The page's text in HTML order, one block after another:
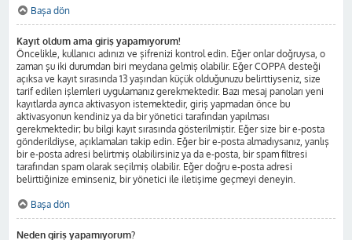
Başa dön
Kayıt oldum ama giriş yapamıyorum!
Öncelikle, kullanıcı adınızı ve şifrenizi kontrol edin. Eğer onlar doğruysa, o
zaman şu iki durumdan biri meydana gelmiş olabilir. Eğer COPPA desteği
açıksa ve kayıt sırasında 13 yaşından küçük olduğunuzu belirttiyseniz, size
tarif edilen işlemleri uygulamanız gerekmektedir. Bazı mesaj panoları yeni
kayıtlarda ayrıca aktivasyon istemektedir, giriş yapmadan önce bu
aktivasyonun kendiniz ya da bir yönetici tarafından yapılması
gerekmektedir; bu bilgi kayıt sırasında gösterilmiştir. Eğer size bir e-posta
gönderildiyse, açıklamaları takip edin. Eğer bir e-posta almadıysanız, yanlış
bir e-posta adresi belirtmiş olabilirsiniz ya da e-posta, bir spam filtresi
tarafından spam olarak seçilmiş olabilir. Eğer doğru e-posta adresi
belirttiğinize eminseniz, bir yönetici ile iletişime geçmeyi deneyin.
Başa dön
Neden giriş yapamıyorum?